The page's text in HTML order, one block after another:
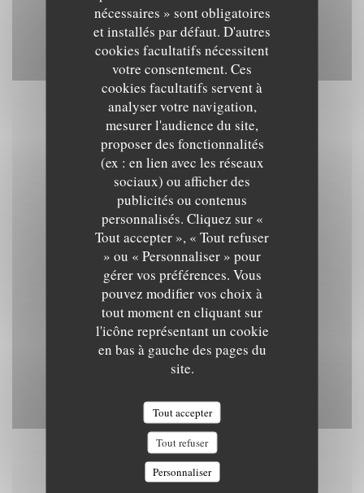
nécessaires » sont obligatoires
et installés par défaut. D'autres
cookies facultatifs nécessitent
votre consentement. Ces
cookies facultatifs servent à
analyser votre navigation,
mesurer l'audience du site,
proposer des fonctionnalités
(ex : en lien avec les réseaux
sociaux) ou afficher des
publicités ou contenus
personnalisés. Cliquez sur «
Tout accepter », « Tout refuser
» ou « Personnaliser » pour
gérer vos préférences. Vous
pouvez modifier vos choix à
tout moment en cliquant sur
l'icône représentant un cookie
en bas à gauche des pages du
site.
Tout accepter
Tout refuser
Personnaliser